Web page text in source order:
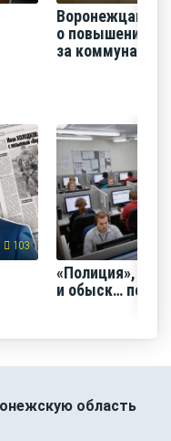
Воронежцам
о повышении
за
103
«Полиция»,
и обыск… по
область